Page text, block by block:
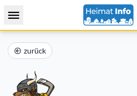
zurück